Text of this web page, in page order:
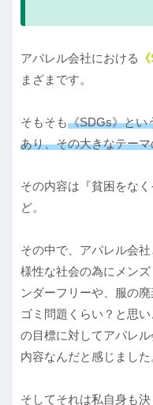
アパレル会社における
まざまです。
そもそも《SDGs》とい
あり、その大きなテー
その内容は『貧困をな
ど。
その中で、アパレル会
様性な社会の為にメン
ンダーフリーや、服の
ゴミ問題くらい？と思
の目標に対してアパレ
内容なんだと感じました
そしてそれは私自身も